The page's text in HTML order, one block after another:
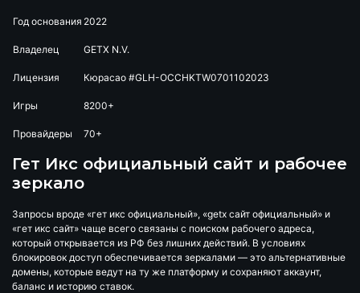
Год основания 2022
Владелец GETX N.V.
Лицензия Кюрасао #GLH-OCCHKTW0701102023
Игры 8200+
Провайдеры 70+
Гет Икс официальный сайт и рабочее
зеркало
Запросы вроде «гет икс официальный», «getx сайт официальный» и
«гет икс сайт» чаще всего связаны с поиском рабочего адреса,
который открывается из РФ без лишних действий. В условиях
блокировок доступ обеспечивается зеркалами — это альтернативные
домены, которые ведут на ту же платформу и сохраняют аккаунт,
баланс и историю ставок.